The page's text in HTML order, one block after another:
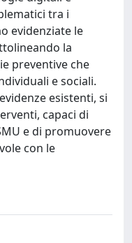
tra i
evidenziate le
la
preventive che
e sociali.
esistenti, si
capaci di
e di promuovere
con le